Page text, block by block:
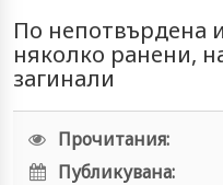
По непотвърдена
няколко ранени,
загинали
Прочитания:
Публикувана: